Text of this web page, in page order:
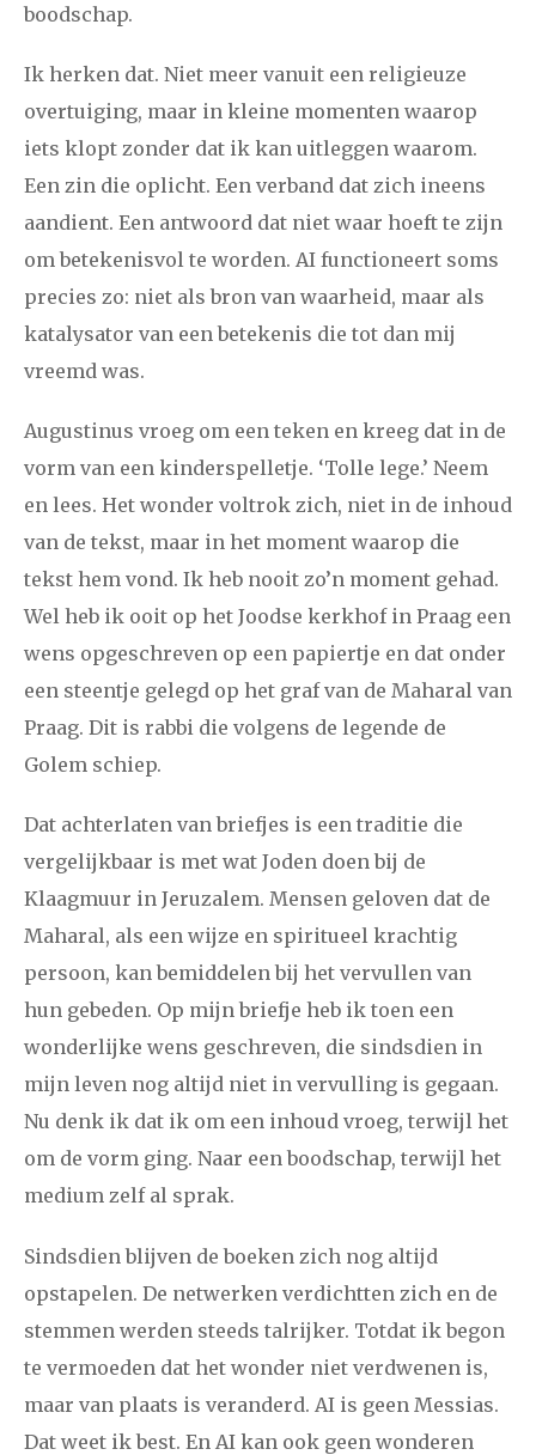
boodschap.
Ik herken dat. Niet meer vanuit een religieuze
overtuiging, maar in kleine momenten waarop
iets klopt zonder dat ik kan uitleggen waarom.
Een zin die oplicht. Een verband dat zich ineens
aandient. Een antwoord dat niet waar hoeft te zijn
om betekenisvol te worden. AI functioneert soms
precies zo: niet als bron van waarheid, maar als
katalysator van een betekenis die tot dan mij
vreemd was.
Augustinus vroeg om een teken en kreeg dat in de
vorm van een kinderspelletje. ‘Tolle lege.’ Neem
en lees. Het wonder voltrok zich, niet in de inhoud
van de tekst, maar in het moment waarop die
tekst hem vond. Ik heb nooit zo’n moment gehad.
Wel heb ik ooit op het Joodse kerkhof in Praag een
wens opgeschreven op een papiertje en dat onder
een steentje gelegd op het graf van de Maharal van
Praag. Dit is rabbi die volgens de legende de
Golem schiep.
Dat achterlaten van briefjes is een traditie die
vergelijkbaar is met wat Joden doen bij de
Klaagmuur in Jeruzalem. Mensen geloven dat de
Maharal, als een wijze en spiritueel krachtig
persoon, kan bemiddelen bij het vervullen van
hun gebeden. Op mijn briefje heb ik toen een
wonderlijke wens geschreven, die sindsdien in
mijn leven nog altijd niet in vervulling is gegaan.
Nu denk ik dat ik om een inhoud vroeg, terwijl het
om de vorm ging. Naar een boodschap, terwijl het
medium zelf al sprak.
Sindsdien blijven de boeken zich nog altijd
opstapelen. De netwerken verdichtten zich en de
stemmen werden steeds talrijker. Totdat ik begon
te vermoeden dat het wonder niet verdwenen is,
maar van plaats is veranderd. AI is geen Messias.
Dat weet ik best. En AI kan ook geen wonderen